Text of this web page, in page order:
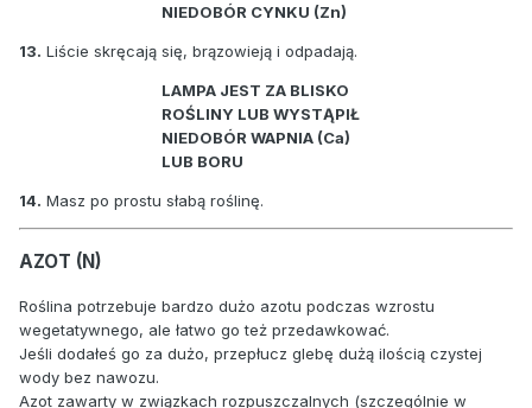
NIEDOBÓR CYNKU (Zn)
13. Liście skręcają się, brązowieją i odpadają.
LAMPA JEST ZA BLISKO
ROŚLINY LUB WYSTĄPIŁ
NIEDOBÓR WAPNIA (Ca)
LUB BORU
14. Masz po prostu słabą roślinę.
AZOT (N)
Roślina potrzebuje bardzo dużo azotu podczas wzrostu
wegetatywnego, ale łatwo go też przedawkować.
Jeśli dodałeś go za dużo, przepłucz glebę dużą ilością czystej
wody bez nawozu.
Azot zawarty w związkach rozpuszczalnych (szczególnie w